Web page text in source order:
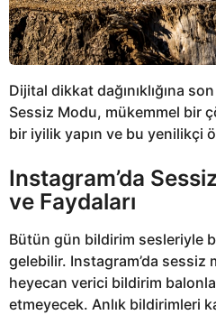
Dijital dikkat dağınıklığına
Sessiz Modu, mükemmel bir
bir iyilik yapın ve bu yenilikçi
Instagram’da
ve Faydaları
Bütün gün bildirim sesleriyle
gelebilir. Instagram’da sessiz
heyecan verici bildirim
etmeyecek. Anlık bildirimleri